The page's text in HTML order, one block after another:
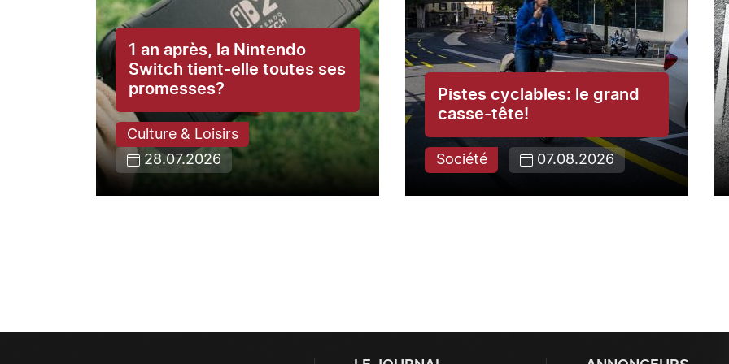
1 an après, la Nintendo
Switch tient-elle toutes ses
promesses?
Culture & Loisirs
28.07.2026
Pistes cyclables: le grand
casse-tête!
Société 07.08.2026